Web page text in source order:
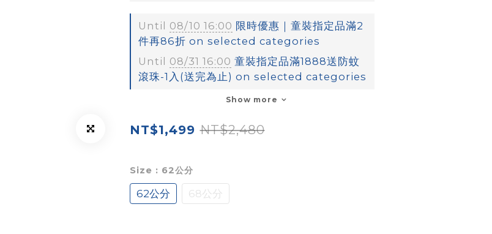
Until 08/10 16:00 限時優惠｜童裝指定品滿2
件再86折 on selected categories
Until 08/31 16:00 童裝指定品滿1888送防蚊
滾珠-1入(送完為止) on selected categories
Show more
NT$1,499 NT$2,480
Size : 62公分
62公分 68公分